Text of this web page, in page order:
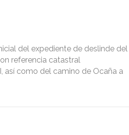
del expediente de deslinde del
referencia catastral
así como del camino de Ocaña a